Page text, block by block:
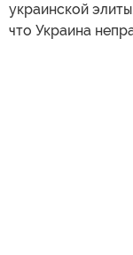
украинской
что Украина